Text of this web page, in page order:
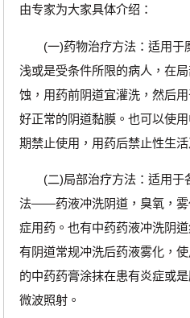
由专家为大家具体介绍：
(一)药物治疗方法：适用于
浅或是受条件所限的病人，在
蚀，用药前阴道宜灌洗，然后
好正常的阴道黏膜。也可以使
期禁止使用，用药后禁止性生活
(二)局部治疗方法：适用于
法——药液冲洗阴道，臭氧，雾
症用药。也有中药药液冲洗阴
有阴道常规冲洗后药液雾化，
的中药药膏涂抹在患有炎症或
微波照射。